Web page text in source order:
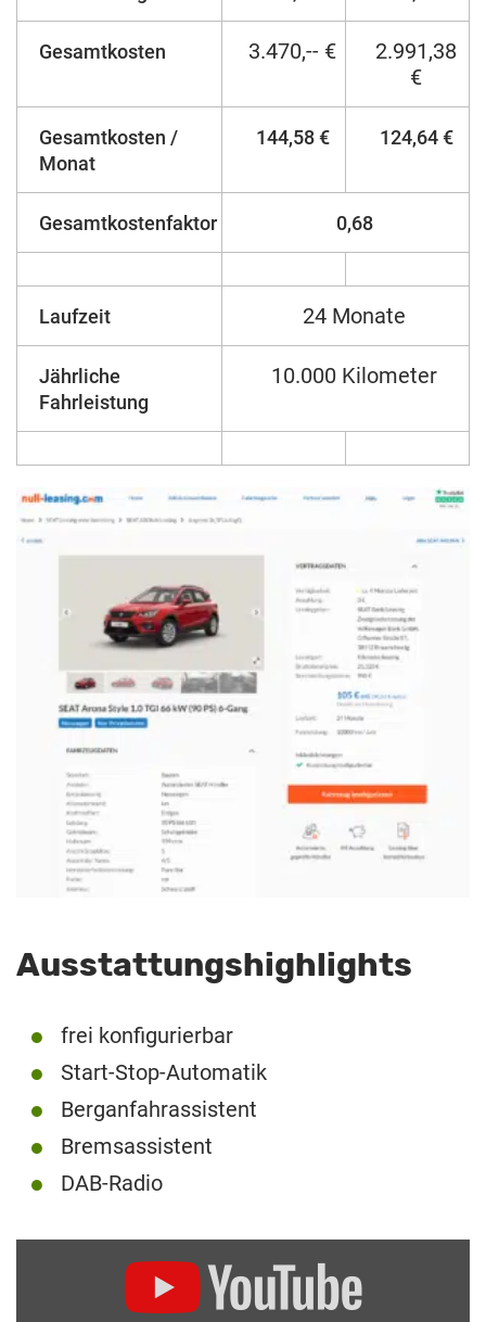
Gesamtkosten 3.470,-- €
2.991,38
€
Gesamtkosten /
Monat
144,58 € 124,64 €
Gesamtkostenfaktor 0,68
Laufzeit 24 Monate
Jährliche
Fahrleistung
10.000 Kilometer
Ausstattungshighlights
frei konfigurierbar
Start-Stop-Automatik
Berganfahrassistent
Bremsassistent
DAB-Radio